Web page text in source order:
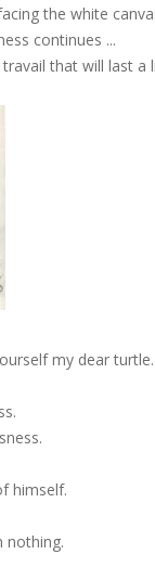
the white
continues ...
that will last a
my dear turtle.
himself.
nothing.